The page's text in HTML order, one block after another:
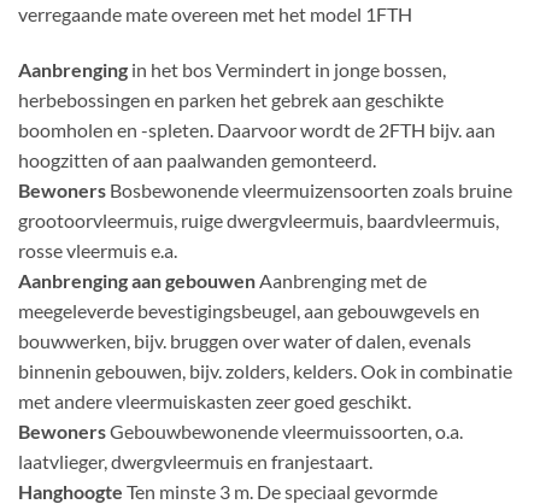
verregaande mate overeen met het model 1FTH
Aanbrenging in het bos Vermindert in jonge bossen,
herbebossingen en parken het gebrek aan geschikte
boomholen en -spleten. Daarvoor wordt de 2FTH bijv. aan
hoogzitten of aan paalwanden gemonteerd.
Bewoners Bosbewonende vleermuizensoorten zoals bruine
grootoorvleermuis, ruige dwergvleermuis, baardvleermuis,
rosse vleermuis e.a.
Aanbrenging aan gebouwen Aanbrenging met de
meegeleverde bevestigingsbeugel, aan gebouwgevels en
bouwwerken, bijv. bruggen over water of dalen, evenals
binnenin gebouwen, bijv. zolders, kelders. Ook in combinatie
met andere vleermuiskasten zeer goed geschikt.
BewonersGebouwbewonende vleermuissoorten, o.a.
laatvlieger, dwergvleermuis en franjestaart.
Hanghoogte Ten minste 3 m. De speciaal gevormde